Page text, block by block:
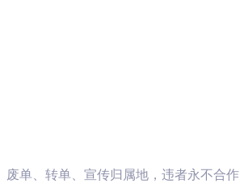
单、转单、宣传归属地，违者永不合作